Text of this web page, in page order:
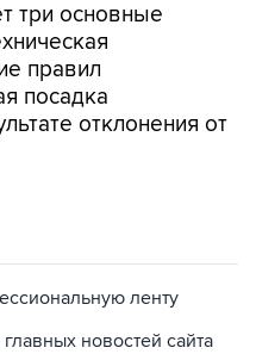
три основные
правил
посадка
отклонения от
ленту
новостей сайта